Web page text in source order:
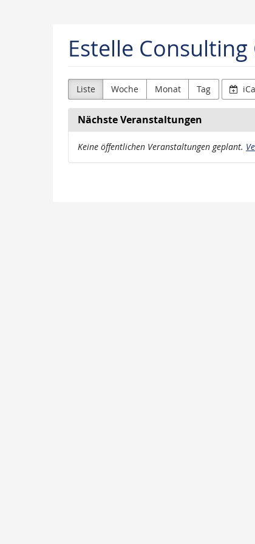
Estelle Consulting
Liste Woche Monat Tag
Nächste Veranstaltungen
Keine öffentlichen Veranstaltungen geplant.